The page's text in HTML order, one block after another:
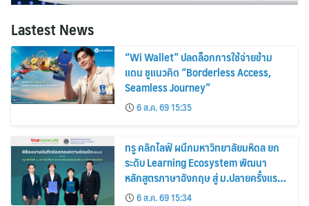
Lastest News
“Wi Wallet” ปลดล็อกการใช้จ่ายข้าม
แดน ชูแนวคิด “Borderless Access,
Seamless Journey”
6 ส.ค. 69 15:35
ทรู คลิกไลฟ์ ผนึกมหาวิทยาลัยมหิดล ยก
ระดับ Learning Ecosystem พัฒนา
หลักสูตรภาษาอังกฤษ สู่ ม.ปลายครั้งแรก!
พร้อมใช้ปีการศึกษา 2570
6 ส.ค. 69 15:34